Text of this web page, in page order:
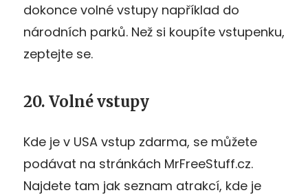
dokonce volné vstupy například do
národních parků. Než si koupíte vstupenku,
zeptejte se.
20. Volné vstupy
Kde je v USA vstup zdarma, se můžete
podávat na stránkách MrFreeStuff.cz.
Najdete tam jak seznam atrakcí, kde je